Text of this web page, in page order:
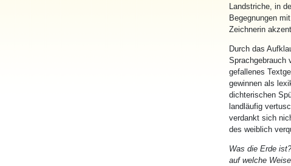
Landstriche, in
Begegnungen
Zeichnerin
Durch das
Sprachgebrauch
gefallenes
gewinnen als
dichterischen
landläufig
verdankt sich
des weiblich
Was die Erde
auf welche